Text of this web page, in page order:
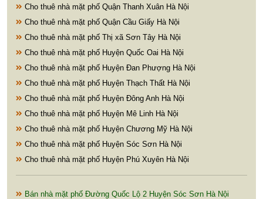
Cho thuê nhà mặt phố Quận Thanh Xuân Hà Nội
Cho thuê nhà mặt phố Quận Cầu Giấy Hà Nội
Cho thuê nhà mặt phố Thị xã Sơn Tây Hà Nội
Cho thuê nhà mặt phố Huyện Quốc Oai Hà Nội
Cho thuê nhà mặt phố Huyện Đan Phượng Hà Nội
Cho thuê nhà mặt phố Huyện Thạch Thất Hà Nội
Cho thuê nhà mặt phố Huyện Đông Anh Hà Nội
Cho thuê nhà mặt phố Huyện Mê Linh Hà Nội
Cho thuê nhà mặt phố Huyện Chương Mỹ Hà Nội
Cho thuê nhà mặt phố Huyện Sóc Sơn Hà Nội
Cho thuê nhà mặt phố Huyện Phú Xuyên Hà Nội
Bán nhà mặt phố Đường Quốc Lộ 2 Huyện Sóc Sơn Hà Nội